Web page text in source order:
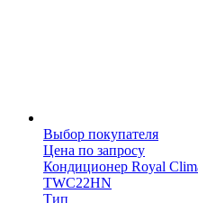
Выбор покупателя
Цена по запросу
Кондиционер Royal
TWC22HN
Тип